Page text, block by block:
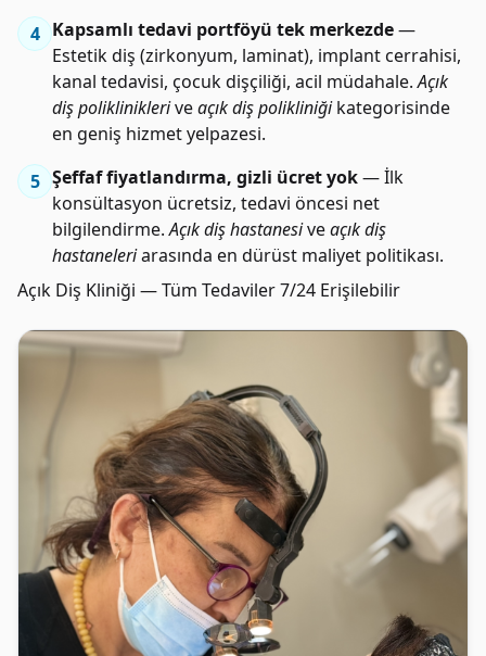
4 Kapsamlı tedavi portföyü tek merkezde—
Estetik diş (zirkonyum, laminat), implant cerrahisi,
kanal tedavisi, çocuk dişçiliği, acil müdahale.Açık
diş poliklinikleriveaçık diş polikliniğikategorisinde
en geniş hizmet yelpazesi.
5 Şeffaf fiyatlandırma, gizli ücret yok— İlk
konsültasyon ücretsiz, tedavi öncesi net
bilgilendirme.Açık diş hastanesiveaçık diş
hastaneleriarasında en dürüst maliyet politikası.
Açık Diş Kliniği — Tüm Tedaviler 7/24 Erişilebilir